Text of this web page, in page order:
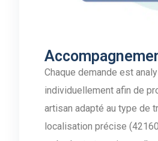
Chaque demande est
individuellement afin de
artisan adapté au type de
localisation précise